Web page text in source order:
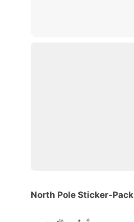
North Pole Sticker-Pack